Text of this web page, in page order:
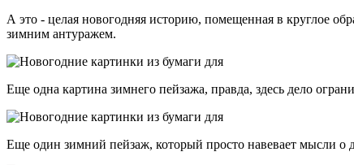
А это - целая новогодняя историю, помещенная в круглое
зимним антуражем.
Еще одна картина зимнего пейзажа, правда, здесь дело
Еще один зимний пейзаж, который просто навевает мысли о